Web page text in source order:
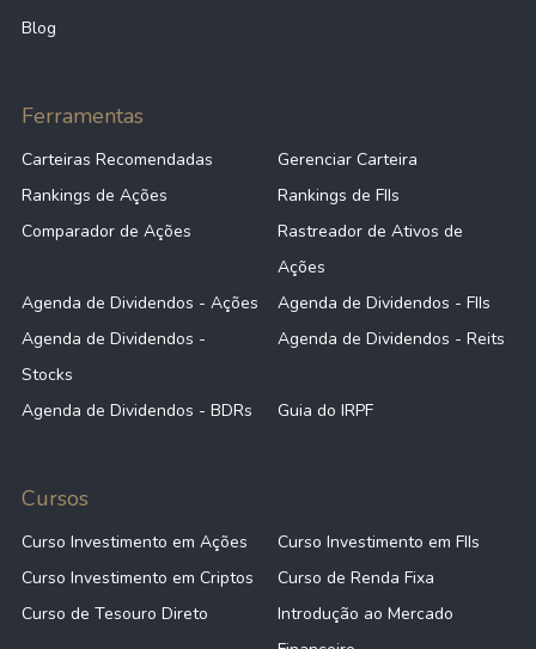
Blog
Ferramentas
Carteiras Recomendadas
Gerenciar Carteira
Rankings de Ações
Rankings de FIIs
Comparador de Ações
Rastreador de Ativos de
Ações
Agenda de Dividendos - Ações
Agenda de Dividendos - FIIs
Agenda de Dividendos -
Stocks
Agenda de Dividendos - Reits
Agenda de Dividendos - BDRs Guia do IRPF
Cursos
Curso Investimento em Ações
Curso Investimento em FIIs
Curso Investimento em Criptos
Curso de Renda Fixa
Curso de Tesouro Direto
Introdução ao Mercado